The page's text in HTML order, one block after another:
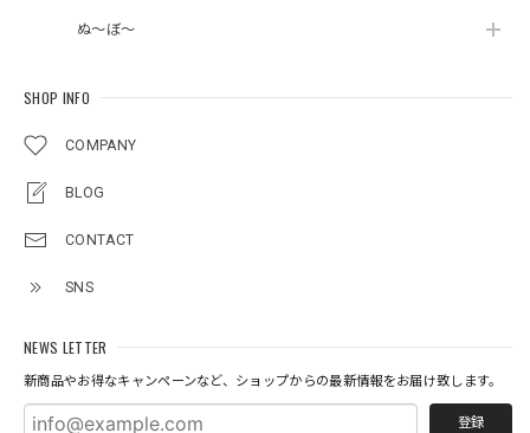
ぬ～ぼ～
SHOP INFO
COMPANY
BLOG
CONTACT
SNS
NEWS LETTER
新商品やお得なキャンペーンなど、ショップからの最新情報をお届け致します。
登録